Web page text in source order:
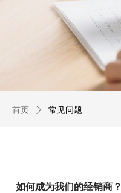
如何成为我们的经销商？
首页 ꄲ 常见问题